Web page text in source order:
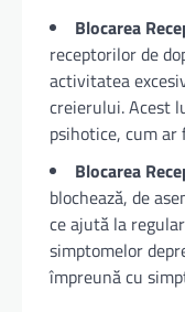
Blocarea
receptorilor de
activitatea
creierului. Acest
psihotice, cum
Blocarea
blochează, de
ce ajută la
simptomelor
împreună cu